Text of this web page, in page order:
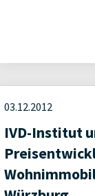
03.12.2012
IVD-Institut